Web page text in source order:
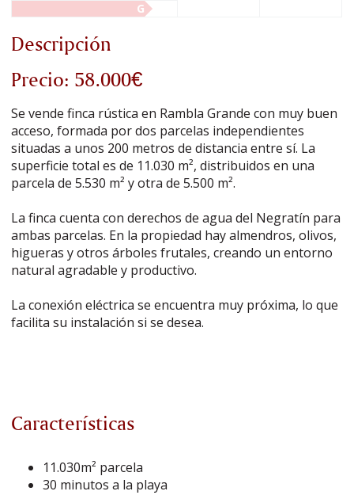
G
Descripción
Precio: 58.000€
Se vende finca rústica en Rambla Grande con muy buen
acceso, formada por dos parcelas independientes
situadas a unos 200 metros de distancia entre sí. La
superficie total es de 11.030 m², distribuidos en una
parcela de 5.530 m² y otra de 5.500 m².
La finca cuenta con derechos de agua del Negratín para
ambas parcelas. En la propiedad hay almendros, olivos,
higueras y otros árboles frutales, creando un entorno
natural agradable y productivo.
La conexión eléctrica se encuentra muy próxima, lo que
facilita su instalación si se desea.
Características
11.030m² parcela
30 minutos a la playa